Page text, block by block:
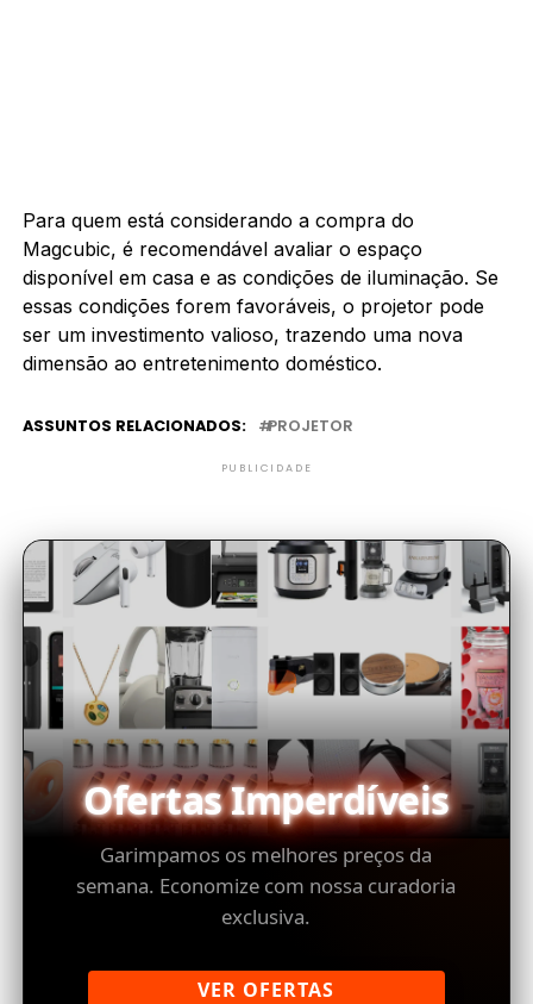
Para quem está considerando a compra do
Magcubic, é recomendável avaliar o espaço
disponível em casa e as condições de iluminação. Se
essas condições forem favoráveis, o projetor pode
ser um investimento valioso, trazendo uma nova
dimensão ao entretenimento doméstico.
ASSUNTOS RELACIONADOS: PROJETOR
PUBLICIDADE
Ofertas Imperdíveis
Garimpamos os melhores preços da
semana. Economize com nossa curadoria
exclusiva.
VER OFERTAS